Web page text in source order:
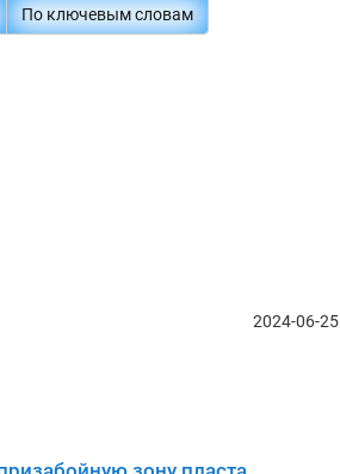
По ключевым словам
2024-06-25